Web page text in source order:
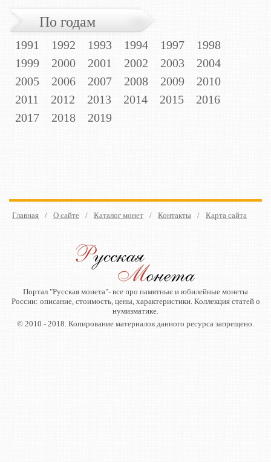
По годам
1991 1992 1993 1994 1997
1998
1999
2000 2001 2002 2003
2004
2005
2006 2007 2008 2009
2010
2011
2012 2013 2014 2015
2016
2017
2018 2019
Главная / О сайте / Каталог монет / Контакты / Карта сайта
Портал "Русская монета"- все про памятные и юбилейные монеты
России: описание, стоимость, цены, характеристики. Коллекция статей о
нумизматике.
© 2010 - 2018. Копирование материалов данного ресурса запрещено.